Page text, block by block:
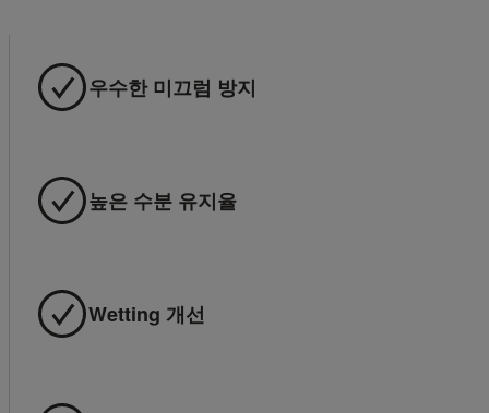
우수한 미끄럼 방지
높은 수분 유지율
Wetting 개선